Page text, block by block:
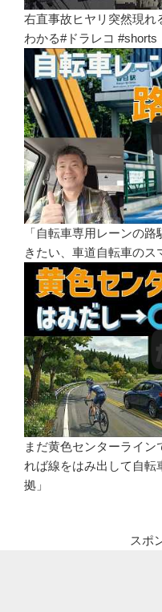
右直事故ヒヤリ突然現れ
わかる#ドラレコ #shorts
「自転車専用レーンの
きたい、車道自転車のス
まだ黄色センターライ
れば線をはみ出して自転
拠」
スポ